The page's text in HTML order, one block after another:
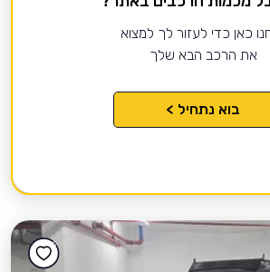
כאן כדי לעזור לך למצוא
את הרכב הבא שלך
בוא נתחיל >